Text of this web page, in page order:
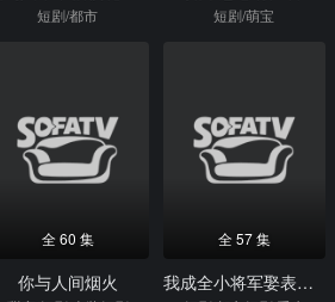
短剧/都市 短剧/萌宝
全 60 集
你与人间烟火
全 57 集
我成全小将军娶表姐后，他后悔了